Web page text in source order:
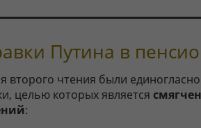
Путина в
второго чтения были
целью которых является
: